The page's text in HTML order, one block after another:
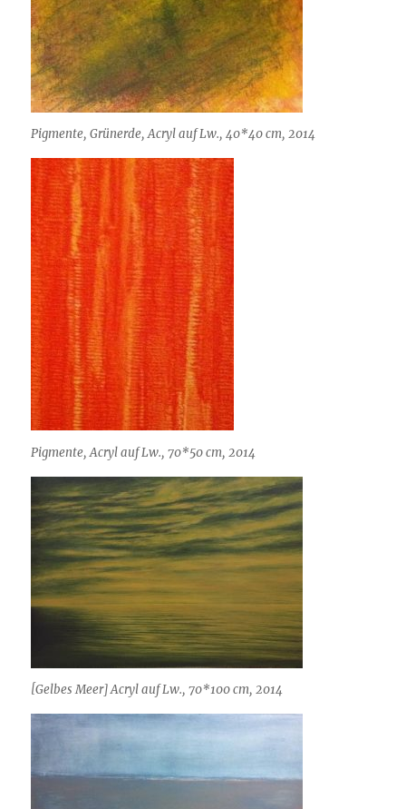
Pigmente, Grünerde, Acryl auf Lw., 40*40 cm, 2014
Pigmente, Acryl auf Lw., 70*50 cm, 2014
[Gelbes Meer] Acryl auf Lw., 70*100 cm, 2014